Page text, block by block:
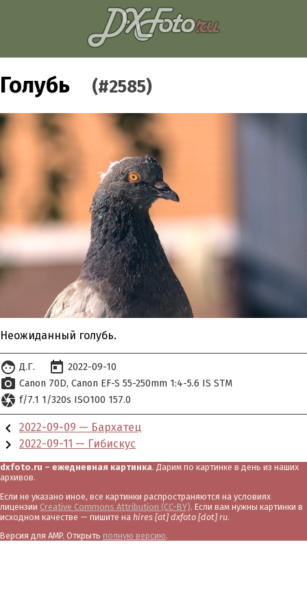
Голубь (#2585)
Неожиданный голубь.
face Д.Г. today 2022-09-10
photo_camera Canon 70D Canon EF-S 55-250mm 1:4-5.6 IS STM
camera f/7.1 1/320s ISO100 157.0
chevron_left 2022-09-09 — Бархатец
chevron_right 2022-09-11 — Гибискус
dxfoto.ru – ежедневная картинка. Дарим по картинке в день из наших
архивов.
Если не указано иное, все картинки распространяются на условиях
лицензии Creative Commons Attribution (CC-BY). Если вам нужны картинки в
исходном качестве — пишите на hires [at] dxfoto [dot] ru.
Версия для AMP. Открыть полную версию.